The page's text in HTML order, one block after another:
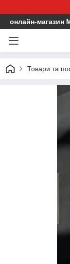
онлайн-магазин
Товари та